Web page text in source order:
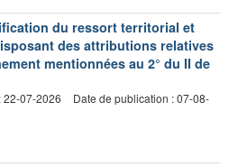
du ressort territorial et
des attributions relatives
mentionnées au 2° du II de
22-07-2026
Date de publication : 07-08-